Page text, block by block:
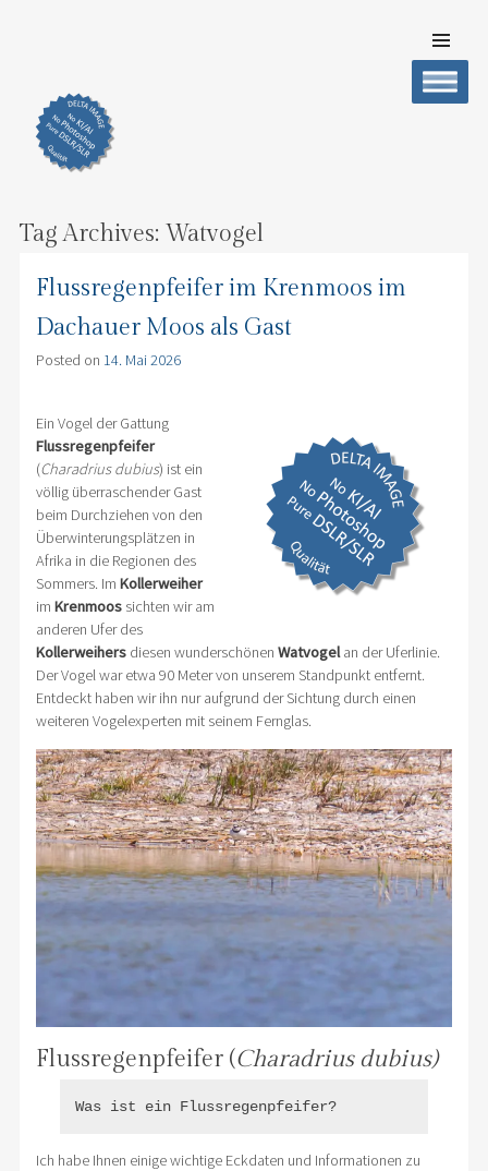
CONTENT
Tag Archives: Watvogel
Flussregenpfeifer im Krenmoos im
Dachauer Moos als Gast
Posted on 14. Mai 2026
Ein Vogel der Gattung
Flussregenpfeifer
(Charadrius dubius) ist ein
völlig überraschender Gast
beim Durchziehen von den
Überwinterungsplätzen in
Afrika in die Regionen des
Sommers. Im Kollerweiher
im Krenmoossichten wir am
anderen Ufer des
Kollerweihersdiesen wunderschönen Watvogelan der Uferlinie.
Der Vogel war etwa 90 Meter von unserem Standpunkt entfernt.
Entdeckt haben wir ihn nur aufgrund der Sichtung durch einen
weiteren Vogelexperten mit seinem Fernglas.
Flussregenpfeifer (Charadrius dubius)
Was ist ein Flussregenpfeifer?
Ich habe Ihnen einige wichtige Eckdaten und Informationen zu